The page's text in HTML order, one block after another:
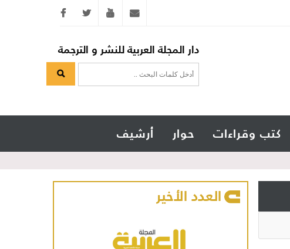
دار المجلة العربية للنشر و الترجمة
كتب وقراءات حوار أرشيف
العدد الأخير